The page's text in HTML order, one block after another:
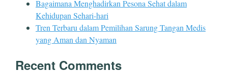
Bagaimana Menghadirkan Pesona Sehat dalam
Kehidupan Sehari-hari
Tren Terbaru dalam Pemilihan Sarung Tangan Medis
yang Aman dan Nyaman
Recent Comments